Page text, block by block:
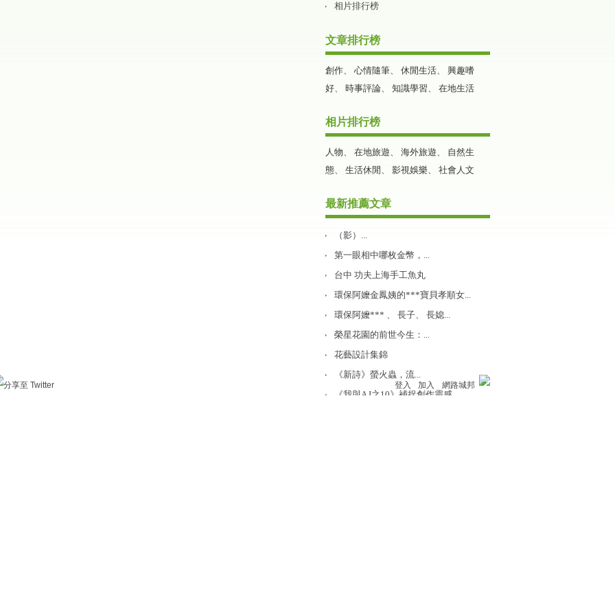
相片排行榜
文章排行榜
創作、 心情隨筆、 休閒生活、 興趣嗜
好、 時事評論、 知識學習、 在地生活
相片排行榜
人物、 在地旅遊、 海外旅遊、 自然生
態、 生活休閒 、 影視娛樂、 社會人文
最新推薦文章
（影）...
第一眼相中哪枚金幣，...
台中 功夫上海手工魚丸
環保阿嬤金鳳姨的***寶貝孝順女...
環保阿嬤*** 、 長子、 長媳...
榮星花園的前世今生：...
花藝設計集錦
《新詩》螢火蟲，流...
《我與A I之10》補捉創作靈感
登入 加入 網路城邦